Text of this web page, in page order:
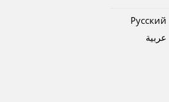
Pусский
عربية